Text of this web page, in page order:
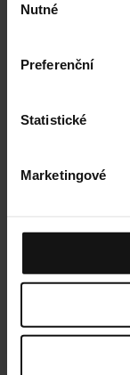
souhlasu
Nutné
Preferenční
Statistické
Marketingové